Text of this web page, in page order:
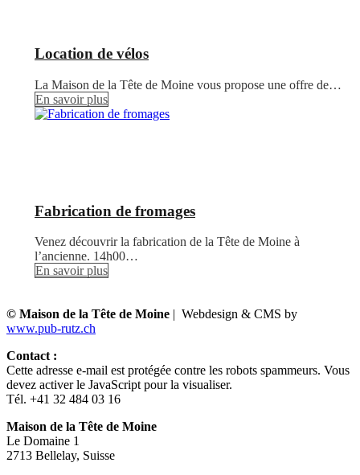
Location de vélos
La Maison de la Tête de Moine vous propose une offre de…
En savoir plus
Fabrication de fromages
Venez découvrir la fabrication de la Tête de Moine à
l’ancienne. 14h00…
En savoir plus
© Maison de la Tête de Moine | Webdesign & CMS by
www.pub-rutz.ch
Contact :
Cette adresse e-mail est protégée contre les robots spammeurs. Vous
devez activer le JavaScript pour la visualiser.
Tél. +41 32 484 03 16
Maison de la Tête de Moine
Le Domaine 1
2713 Bellelay, Suisse